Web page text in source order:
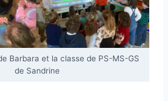
Barbara et la classe de PS-MS-GS
de Sandrine